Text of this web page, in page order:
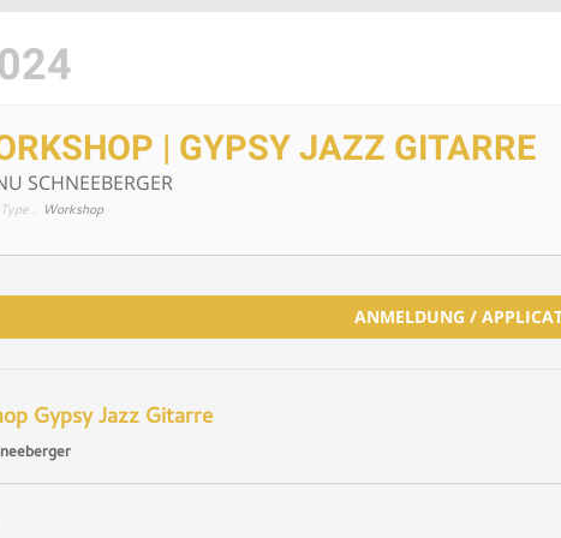
| GYPSY JAZZ GITARRE
SCHNEEBERGER
: Workshop
ANMELDUNG /
Gypsy Jazz Gitarre